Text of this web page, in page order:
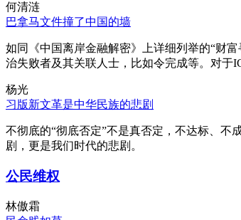
何清涟
巴拿马文件撞了中国的墙
如同《中国离岸金融解密》上详细列举的“财
治失败者及其关联人士，比如令完成等。对于
杨光
习版新文革是中华民族的悲剧
不彻底的“彻底否定”不是真否定，不达标、不
剧，更是我们时代的悲剧。
公民维权
林傲霜